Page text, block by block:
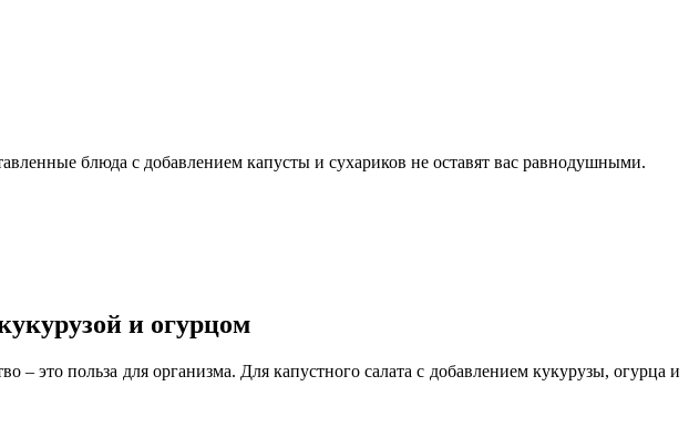
блюда с добавлением капусты и сухариков не оставят вас равнодушными.
и огурцом
это польза для организма. Для капустного салата с добавлением кукурузы, огурца и